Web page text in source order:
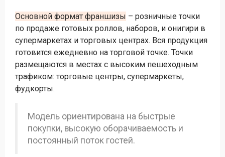
Основной формат франшизы – розничные точки
по продаже готовых роллов, наборов, и онигири в
супермаркетах и торговых центрах. Вся продукция
готовится ежедневно на торговой точке. Точки
размещаются в местах с высоким пешеходным
трафиком: торговые центры, супермаркеты,
фудкорты.
Модель ориентирована на быстрые
покупки, высокую оборачиваемость и
постоянный поток гостей.